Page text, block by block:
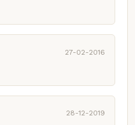
27-02-2016
28-12-2019